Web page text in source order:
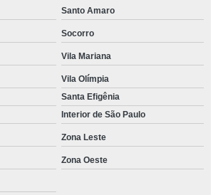
Santo Amaro
Socorro
Vila Mariana
Vila Olímpia
Santa Efigênia
Interior de São Paulo
Zona Leste
Zona Oeste